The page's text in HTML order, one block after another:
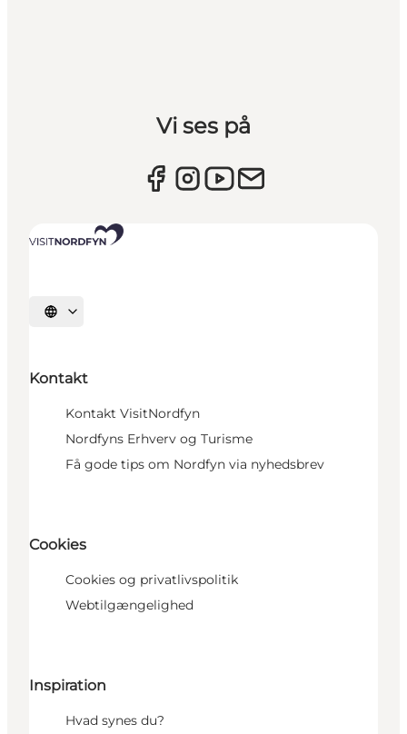
Vi ses på
Vælg sprog
Kontakt
Kontakt VisitNordfyn
Nordfyns Erhverv og Turisme
Få gode tips om Nordfyn via nyhedsbrev
Cookies
Cookies og privatlivspolitik
Webtilgængelighed
Inspiration
Hvad synes du?